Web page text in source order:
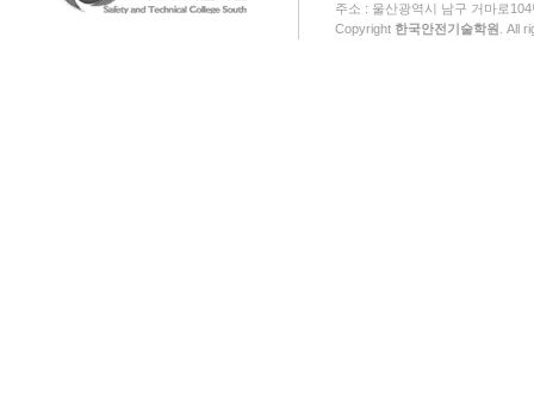
주소 : 울산광역시 남구 거마로
Copyright 한국안전기술학원 . All